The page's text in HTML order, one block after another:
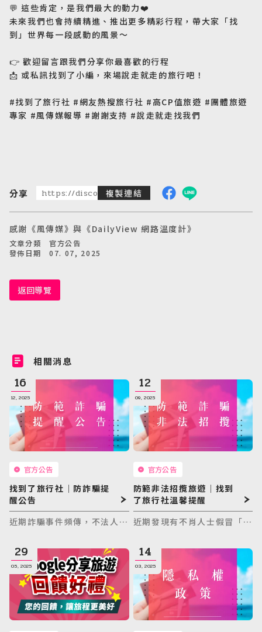
Europe
郵輪旅遊
迷你團(包車)
最新消息
💬 這些肯定，是我們最大的動力❤️
未來我們也會持續精進、推出更多精彩行程，帶大家「找
到」世界每一段感動的風景～
👉 歡迎留言跟我們分享你最喜歡的行程
📩 或私訊找到了小編，來場說走就走的旅行吧！
#找到了旅行社 #網友熱搜旅行社 #高CP值旅遊 #團體旅遊
專家 #風傳媒報導 #謝謝支持 #說走就走找我們
分享 https://discoveredtravel.com.tw/news/detail/
複製連結
感謝《風傳媒》與《DailyView 網路溫度計》
文章分類 官方公告
發佈日期 07. 07, 2025
返回導覽
相關消息
16
12, 2025
官方公告
找到了旅行社｜防詐騙提
醒公告
近期詐騙事件頻傳，不法人士
目進行詐騙。為保障您的旅遊
權益，《找到了旅行社》整理
最常見的詐騙方式與正確查證
方法，請務必留意並協助提醒
身邊親友。
12
09, 2025
官方公告
防範非法招攬旅遊｜找到
了旅行社溫馨提醒
近期發現有不肖人士假冒「找
團、LINE 等社群平台，散布
不實廣告，藉此誘騙消費者。
請大家務必小心，避免受騙！
29
05, 2025
14
03, 2025